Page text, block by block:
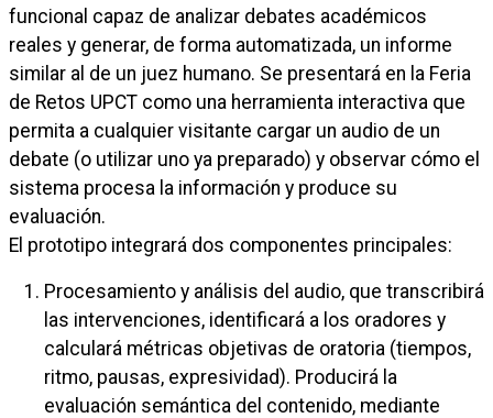
funcional capaz de analizar debates académicos
reales y generar, de forma automatizada, un informe
similar al de un juez humano. Se presentará en la Feria
de Retos UPCT como una herramienta interactiva que
permita a cualquier visitante cargar un audio de un
debate (o utilizar uno ya preparado) y observar cómo el
sistema procesa la información y produce su
evaluación.
El prototipo integrará dos componentes principales:
Procesamiento y análisis del audio, que transcribirá
las intervenciones, identificará a los oradores y
calculará métricas objetivas de oratoria (tiempos,
ritmo, pausas, expresividad). Producirá la
evaluación semántica del contenido, mediante